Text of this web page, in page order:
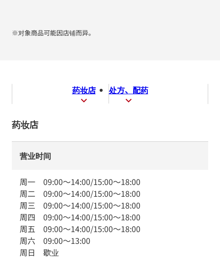
※对象商品可能因店铺而异。
药妆店 处方、配药
药妆店
营业时间
周一 09:00～14:00/15:00～18:00
周二 09:00～14:00/15:00～18:00
周三 09:00～14:00/15:00～18:00
周四 09:00～14:00/15:00～18:00
周五 09:00～14:00/15:00～18:00
周六 09:00～13:00
周日 歇业